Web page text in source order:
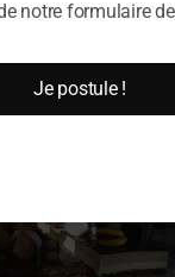
notre formulaire
Je postule !